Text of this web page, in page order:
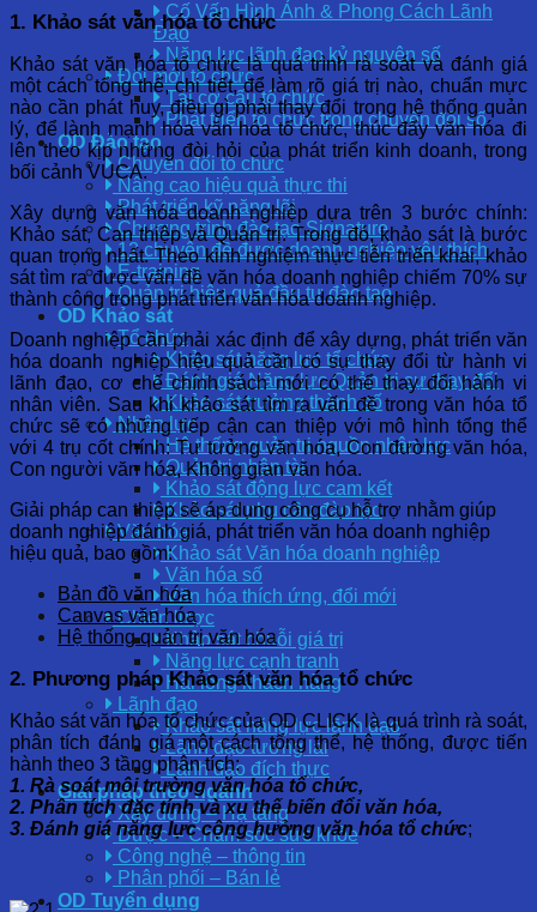
Cố Vấn Hình Ảnh & Phong Cách Lãnh
Đạo
Năng lực lãnh đạo kỷ nguyên số
Đổi mới tổ chức
Tái cơ cấu tổ chức
Phát triển tổ chức trong chuyển đổi số
OD Đào tạo
Chuyển đổi tổ chức
Nâng cao hiệu quả thực thi
Phát triển kỹ năng lõi
Chương trình đào tạo Signature
12 chuyên đề được doanh nghiệp yêu thích
E-training
Quản trị hiệu quả đầu tư đào tạo
OD Khảo sát
Tổ chức
Khảo sát năng lực tổ chức
Đánh giá Năng lực Quản trị sự thay đổi
Khảo sát trưởng thành số
Nhân lực
Hệ thống quản trị nguồn nhân lực
Quản trị nhân tài
Khảo sát động lực cam kết
Khảo sát nhu cầu đào tạo
Văn hóa
Khảo sát Văn hóa doanh nghiệp
Văn hóa số
Văn hóa thích ứng, đổi mới
Chiến lược
Khảo sát chuỗi giá trị
Năng lực cạnh tranh
Hài lòng khách hàng
Lãnh đạo
Khảo sát năng lực lãnh đạo
Lãnh đạo tương lai
Lãnh đạo đích thực
Giải pháp theo ngành
Xây dựng – Hạ tầng
Dược – Chăm sóc sức khỏe
Công nghệ – thông tin
Phân phối – Bán lẻ
OD Tuyển dụng
1. Khảo sát văn hóa tổ chức
Khảo sát văn hóa tổ chức là quá trình rà soát và đánh giá
một cách tổng thể, chi tiết, để làm rõ giá trị nào, chuẩn mực
nào cần phát huy, điều gì phải thay đổi trong hệ thống quản
lý, để lành mạnh hóa văn hóa tổ chức, thúc đẩy văn hóa đi
lên theo kịp những đòi hỏi của phát triển kinh doanh, trong
bối cảnh VUCA.
Xây dựng văn hóa doanh nghiệp dựa trên 3 bước chính:
Khảo sát, Can thiệp và Quản trị. Trong đó, khảo sát là bước
quan trọng nhất. Theo kinh nghiệm thực tiễn triển khai, khảo
sát tìm ra được vấn đề văn hóa doanh nghiệp chiếm 70% sự
thành công trong phát triển văn hóa doanh nghiệp.
Doanh nghiệp cần phải xác định để xây dựng, phát triển văn
hóa doanh nghiệp hiệu quả cần có sự thay đổi từ hành vi
lãnh đạo, cơ chế chính sách mới có thể thay đổi hành vi
nhân viên. Sau khi khảo sát tìm ra vấn đề trong văn hóa tổ
chức sẽ có những tiếp cận can thiệp với mô hình tổng thể
với 4 trụ cốt chính: Tư tưởng văn hóa, Con đường văn hóa,
Con người văn hóa, Không gian văn hóa.
Giải pháp can thiệp sẽ áp dụng công cụ hỗ trợ nhằm giúp
doanh nghiệp đánh giá, phát triển văn hóa doanh nghiệp
hiệu quả, bao gồm:
Bản đồ văn hóa
Canvas văn hóa
Hệ thống quản trị văn hóa
2. Phương pháp Khảo sát văn hóa tổ chức
Khảo sát văn hóa tổ chức của OD CLICK là quá trình rà soát,
phân tích đánh giá một cách tổng thể, hệ thống, được tiến
hành theo 3 tầng phân tích:
1. Rà soát môi trường văn hóa tổ chức,
2. Phân tích đặc tính và xu thế biến đổi văn hóa,
3. Đánh giá năng lực cộng hưởng văn hóa tổ chức;